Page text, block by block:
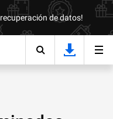
de datos!